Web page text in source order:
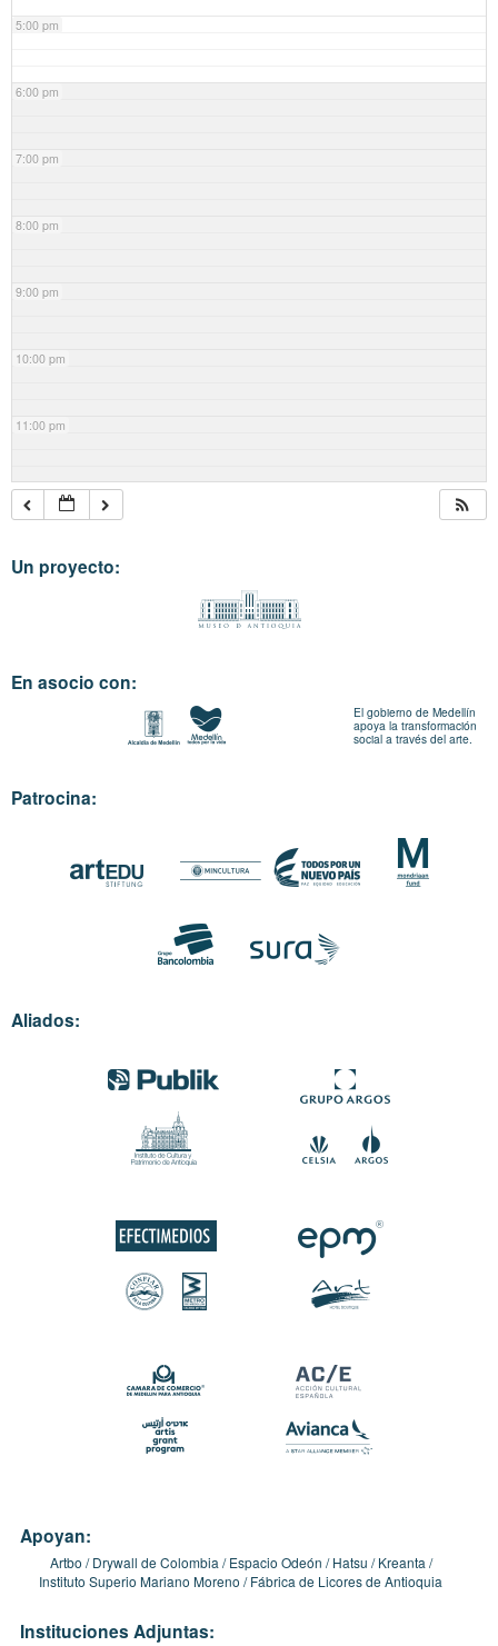
5:00 pm
6:00 pm
7:00 pm
8:00 pm
9:00 pm
10:00 pm
11:00 pm
Un proyecto:
En asocio con:
El gobierno de Medellín
apoya la transformación
social a través del arte.
Patrocina:
Aliados:
Apoyan:
Artbo Drywall de Colombia Espacio Odeón Hatsu
Kreanta
Instituto Superio Mariano Moreno
Fábrica de Licores de Antioquia
Instituciones Adjuntas: